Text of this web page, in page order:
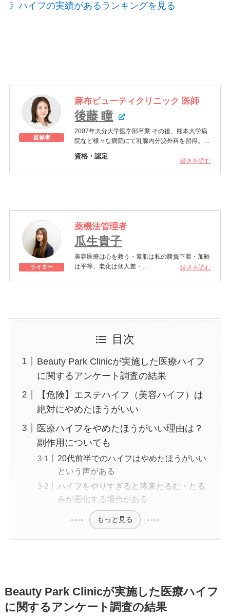
》ハイフの実績があるランキングを見る
監修者
麻布ビューティクリニック 医師
後藤 瞳
2007年大分大学医学部卒業 その後、熊本大学病
院など様々な病院にて乳腺内分泌外科を習得。
し、勤務と並行し、都内の美容皮膚科で、レーザ
ど様々な治療に注力している。日本美容皮膚科学
本乳癌学会乳腺専門医の資格も取得。
資格・認定
学会
関連リンク
続きを読む
ライター
薬機法管理者
瓜生貴子
美容医療は心を救う・素肌は私の勝負下着・加齢
は平等、老化は個人差・
タ注射、いぼ除去、医療脱毛など
続きを読む
目次
Beauty Park Clinicが実施した医療ハイフ
に関するアンケート調査の結果
【危険】エステハイフ（美容ハイフ）は
絶対にやめたほうがいい
医療ハイフをやめたほうがいい理由は？
副作用についても
20代前半でのハイフはやめたほうがいい
という声がある
ハイフをやりすぎると将来たるむ・たる
みが悪化する場合がある
もっと見る
Beauty Park Clinicが実施した医療ハイフ
に関するアンケート調査の結果